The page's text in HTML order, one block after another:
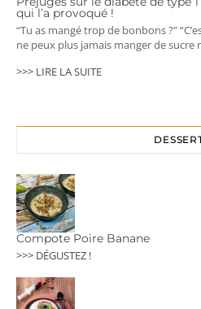
qui l’a provoqué !
“Tu as mangé trop de bonbons ?”
ne peux plus jamais manger de sucre
>>> LIRE LA SUITE
Compote Poire Banane
>>> DÉGUSTEZ !